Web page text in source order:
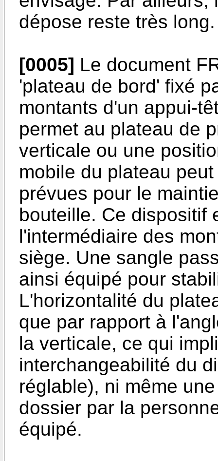
dépose reste très long.
[0005] Le document
'plateau de bord' fixé
montants d'un appui-
permet au plateau de
verticale ou une
mobile du plateau
prévues pour le
bouteille. Ce dispositif
l'intermédiaire des
siège. Une sangle
ainsi équipé pour
L'horizontalité du
que par rapport à
la verticale, ce qui
interchangeabilité du
réglable), ni même
dossier par la
équipé.